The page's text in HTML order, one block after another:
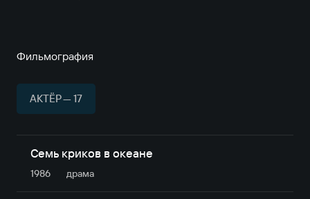
Фильмография
АКТЁР — 17
Семь криков в океане
1986 драма